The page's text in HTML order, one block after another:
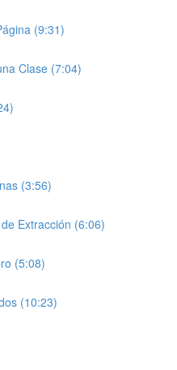
(9:31)
Clase (7:04)
(3:56)
Extracción (6:06)
(5:08)
(10:23)